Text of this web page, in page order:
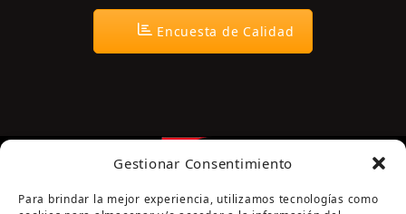
Gestionar Consentimiento
Para brindar la mejor experiencia, utilizamos tecnologías como
Encuesta de Calidad